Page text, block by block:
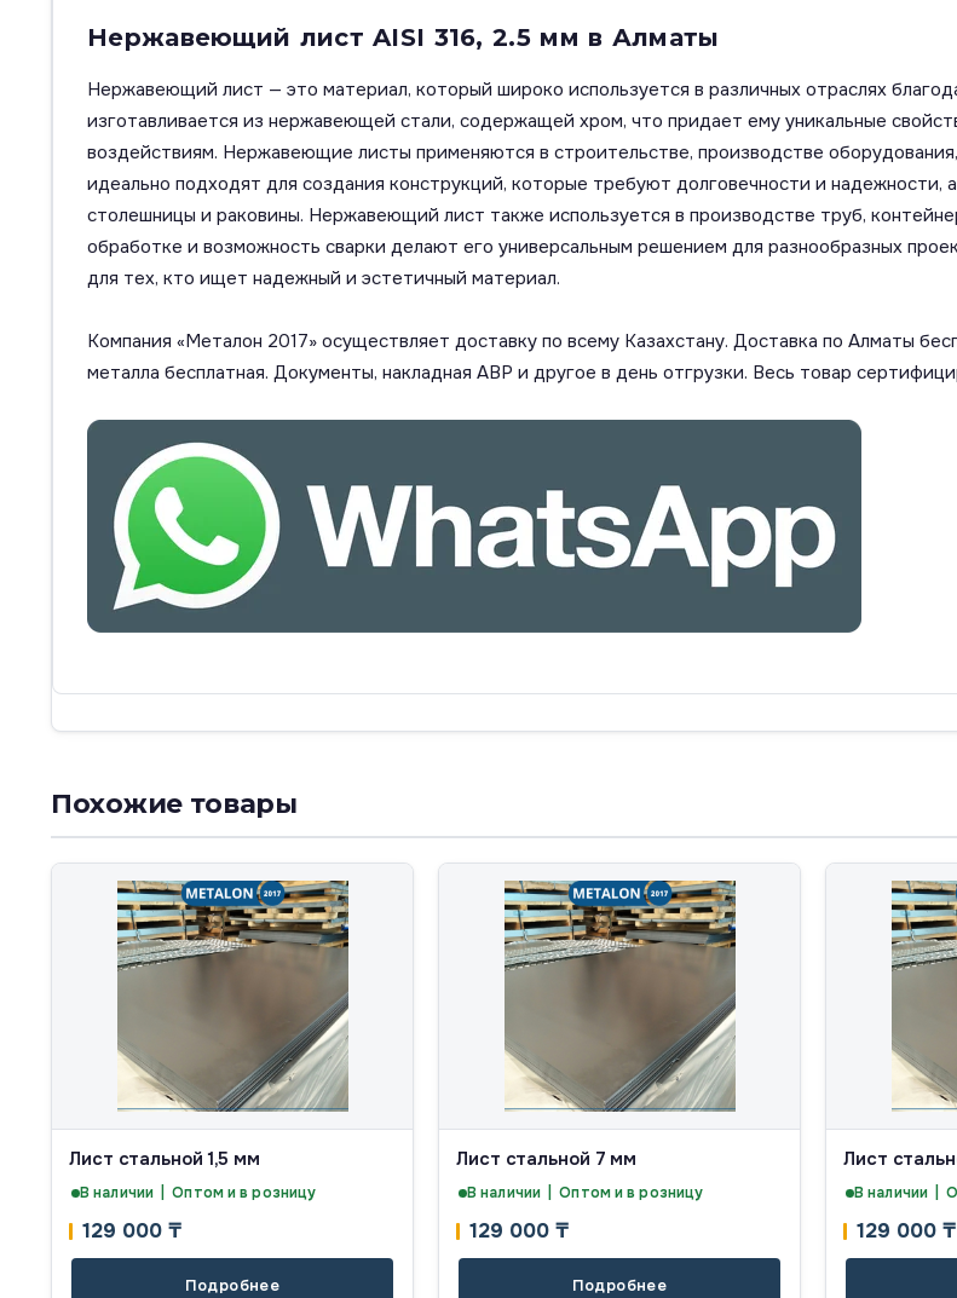
Нержавеющий лист AISI 316, 2.5 мм в Алматы
Нержавеющий лист — это материал, который широко используется в различных отраслях
изготавливается из нержавеющей стали, содержащей хром, что придает ему уникальные
воздействиям. Нержавеющие листы применяются в строительстве, производстве
идеально подходят для создания конструкций, которые требуют долговечности и надежности,
столешницы и раковины. Нержавеющий лист также используется в производстве труб,
обработке и возможность сварки делают его универсальным решением для разнообразных
для тех, кто ищет надежный и эстетичный материал.
Компания «Металон 2017» осуществляет доставку по всему Казахстану. Доставка по Алматы
металла бесплатная. Документы, накладная АВР и другое в день отгрузки. Весь товар
Похожие товары
Лист стальной 1,5 мм
В наличии | Оптом и в розницу
129 000 ₸
Подробнее
Лист стальной 7 мм
В наличии | Оптом и в розницу
129 000 ₸
Подробнее
Лист
В наличии |
129 000 ₸